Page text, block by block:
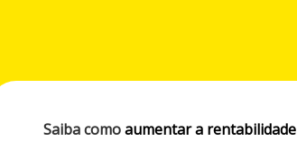
Saiba comoaumentar a rentabilidade